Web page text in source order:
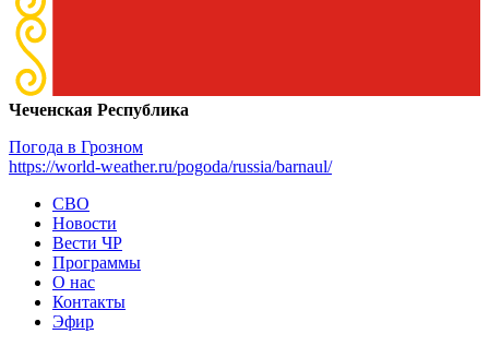
Чеченская Республика
Погода в Грозном
https://world-weather.ru/pogoda/russia/barnaul/
СВО
Новости
Вести ЧР
Программы
О нас
Контакты
Эфир